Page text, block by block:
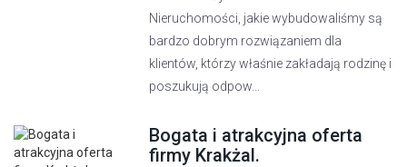
Nieruchomości, jakie wybudowaliśmy są
bardzo dobrym rozwiązaniem dla
klientów, którzy właśnie zakładają rodzinę i
poszukują odpow...
Bogata i atrakcyjna oferta
firmy Krakżal.